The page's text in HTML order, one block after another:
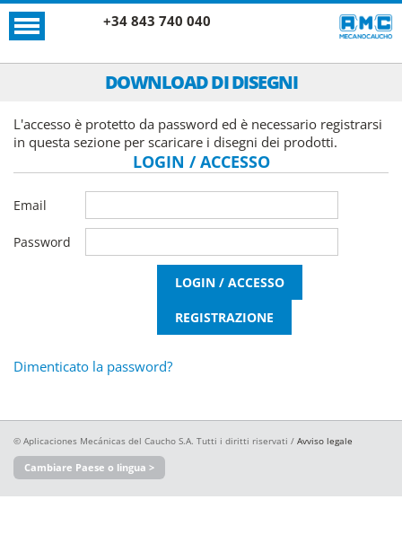
+34 843 740 040
DOWNLOAD DI DISEGNI
L'accesso è protetto da password ed è necessario registrarsi
in questa sezione per scaricare i disegni dei prodotti.
LOGIN / ACCESSO
Email
Password
Dimenticato la password?
© Aplicaciones Mecánicas del Caucho S.A. Tutti i diritti riservati / Avviso legale
Cambiare Paese o lingua >